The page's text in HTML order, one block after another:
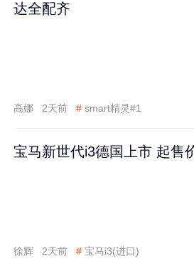
达全配齐
高娜 2天前 # smart精灵#1
宝马新世代i3德国上市 起售
徐辉 2天前 # 宝马i3(进口)